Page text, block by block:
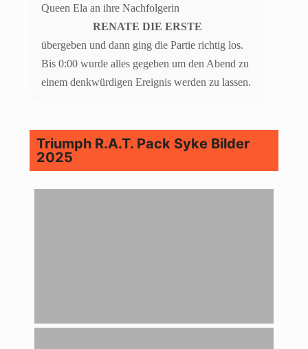
Queen Ela an ihre Nachfolgerin
RENATE DIE ERSTE
übergeben und dann ging die Partie richtig los.
Bis 0:00 wurde alles gegeben um den Abend zu
einem denkwürdigen Ereignis werden zu lassen.
Triumph R.A.T. Pack Syke Bilder
2025